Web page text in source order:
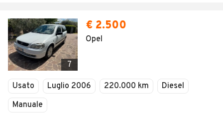
7
€ 2.500
Opel
Usato Luglio 2006 220.000 km
Diesel
Manuale